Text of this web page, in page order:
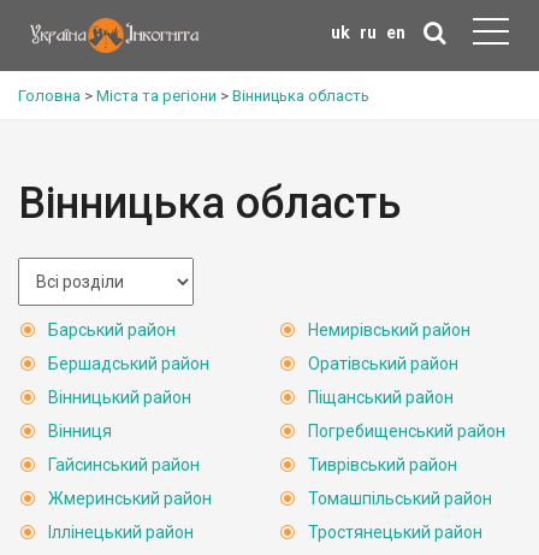
uk ru en
Головна > Міста та регіони > Вінницька область
Вінницька область
Барський район
Бершадський район
Вінницький район
Вінниця
Гайсинський район
Жмеринський район
Іллінецький район
Немирівський район
Оратівський район
Піщанський район
Погребищенський район
Тиврівський район
Томашпільський район
Тростянецький район